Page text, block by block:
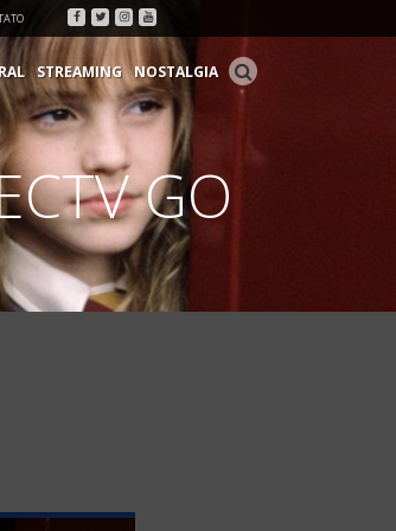
Facebook
Twitter
Instagram
Youtube
STREAMING NOSTALGIA
GO